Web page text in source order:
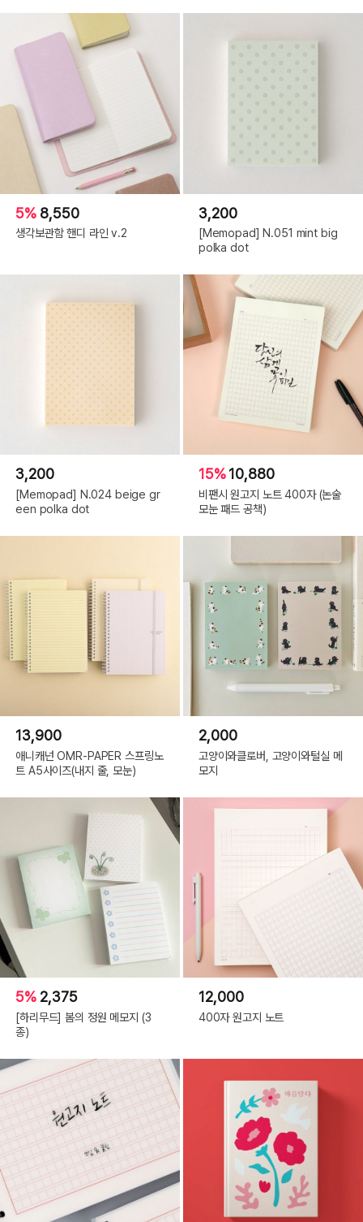
5% 8,550
생각보관함 핸디 라인 v.2
3,200
[Memopad] N.051 mint big
polka dot
3,200
[Memopad] N.024 beige gr
een polka dot
15%10,880
비팬시 원고지 노트 400자 (논술
모눈 패드 공책)
13,900
애니캐넌 OMR-PAPER 스프링노
트 A5사이즈(내지 줄, 모눈)
2,000
고양이와클로버, 고양이와털실 메
모지
5% 2,375
[하리무드] 봄의 정원 메모지 (3
종)
12,000
400자 원고지 노트